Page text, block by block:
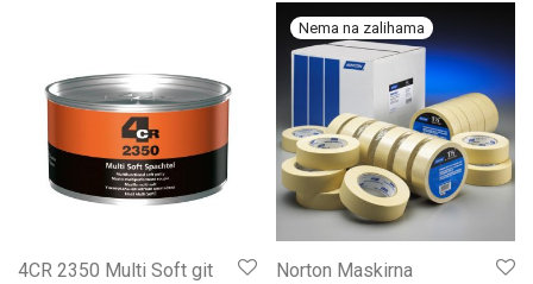
4CR 2350 Multi Soft git
Norton Maskirna